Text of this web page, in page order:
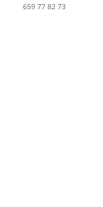
659 77 82 73